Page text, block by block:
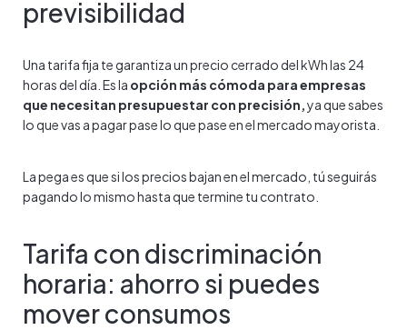
previsibilidad
Una tarifa fija te garantiza un precio cerrado del kWh las 24
horas del día. Es la opción más cómoda para empresas
que necesitan presupuestar con precisión,ya que sabes
lo que vas a pagar pase lo que pase en el mercado mayorista.
La pega es que si los precios bajan en el mercado, tú seguirás
pagando lo mismo hasta que termine tu contrato.
Tarifa con discriminación
horaria: ahorro si puedes
mover consumos